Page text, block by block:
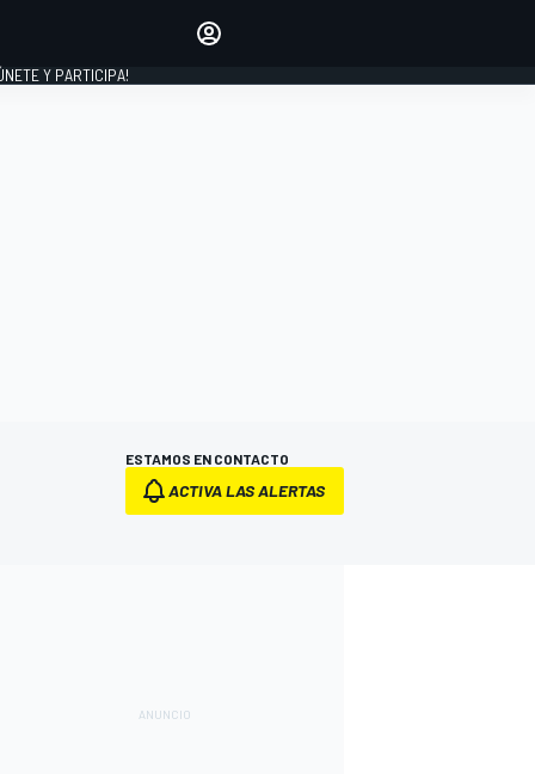
Y PARTICIPA!
ESTAMOS EN CONTACTO
ACTIVA LAS ALERTAS